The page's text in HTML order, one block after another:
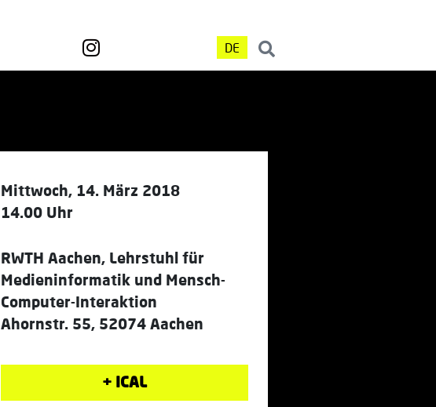
DE
Mittwoch, 14. März 2018
14.00 Uhr
RWTH Aachen, Lehrstuhl für
Medieninformatik und Mensch-
Computer-Interaktion
Ahornstr. 55, 52074 Aachen
+ ICAL